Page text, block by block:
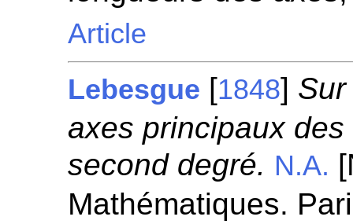
Article
Lebesgue [1848]
axes principaux
second degré. N.A.
Mathématiques.